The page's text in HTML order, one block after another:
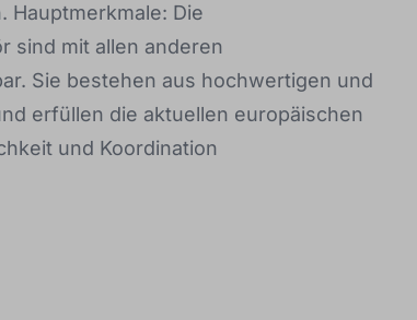
Hauptmerkmale: Die
sind mit allen anderen
Sie bestehen aus hochwertigen und
erfüllen die aktuellen europäischen
und Koordination